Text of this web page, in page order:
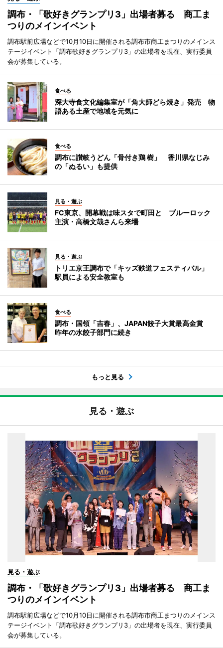
調布・「歌好きグランプリ3」出場者募る 商工ま
つりのメインイベント
調布駅前広場などで10月10日に開催される調布市商工まつりのメインス
テージイベント「調布歌好きグランプリ3」の出場者を現在、実行委員
会が募集している。
食べる
深大寺食文化編集室が「角大師どら焼き」発売 物
語ある土産で地域を元気に
食べる
調布に讃岐うどん「骨付き鶏 樹」 香川県なじみ
の「ぬるい」も提供
見る・遊ぶ
FC東京、開幕戦は味スタで町田と ブルーロック
主演・高橋文哉さんら来場
見る・遊ぶ
トリエ京王調布で「キッズ鉄道フェスティバル」
駅員による安全教室も
食べる
調布・国領「吉春」、JAPAN餃子大賞最高金賞
昨年の水餃子部門に続き
もっと見る
見る・遊ぶ
見る・遊ぶ
調布・「歌好きグランプリ3」出場者募る 商工ま
つりのメインイベント
調布駅前広場などで10月10日に開催される調布市商工まつりのメインス
テージイベント「調布歌好きグランプリ3」の出場者を現在、実行委員
会が募集している。